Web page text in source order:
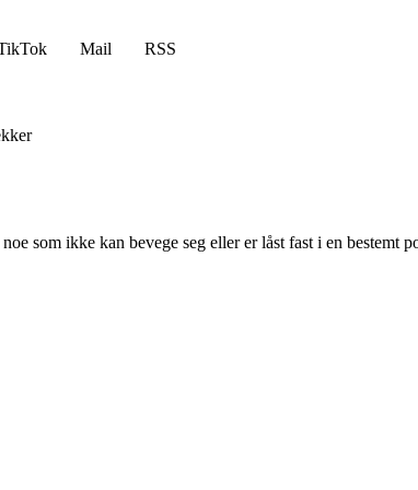
Mail RSS
som ikke kan bevege seg eller er låst fast i en bestemt